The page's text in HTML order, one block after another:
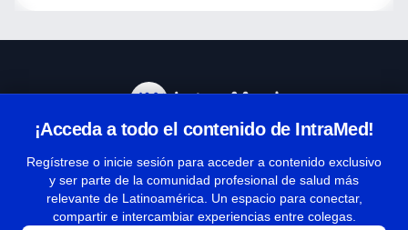
¡Acceda a todo el contenido de IntraMed!
Regístrese o inicie sesión para acceder a contenido exclusivo
y ser parte de la comunidad profesional de salud más
relevante de Latinoamérica. Un espacio para conectar,
compartir e intercambiar experiencias entre colegas.
Términos y condiciones